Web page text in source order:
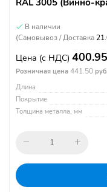
RAL 3005 (Винно-
В наличии
(Самовывоз / Доставка
Цена (с НДС) 400.95
Розничная цена 441.50
Длина
Покрытие
Толщина металла, мм